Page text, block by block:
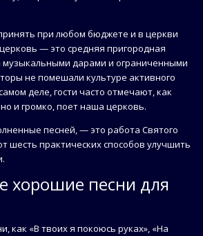
при любом бюджете и в церкви
— это средняя пригородная
дарами и ограниченными
не помешали культуре активного
деле, гости часто отмечают, как
и громко, поет наша церковь.
песней, — это работа Святого
шесть практических способов улучшить
хорошие песни для
как «В твоих я покоюсь руках», «На